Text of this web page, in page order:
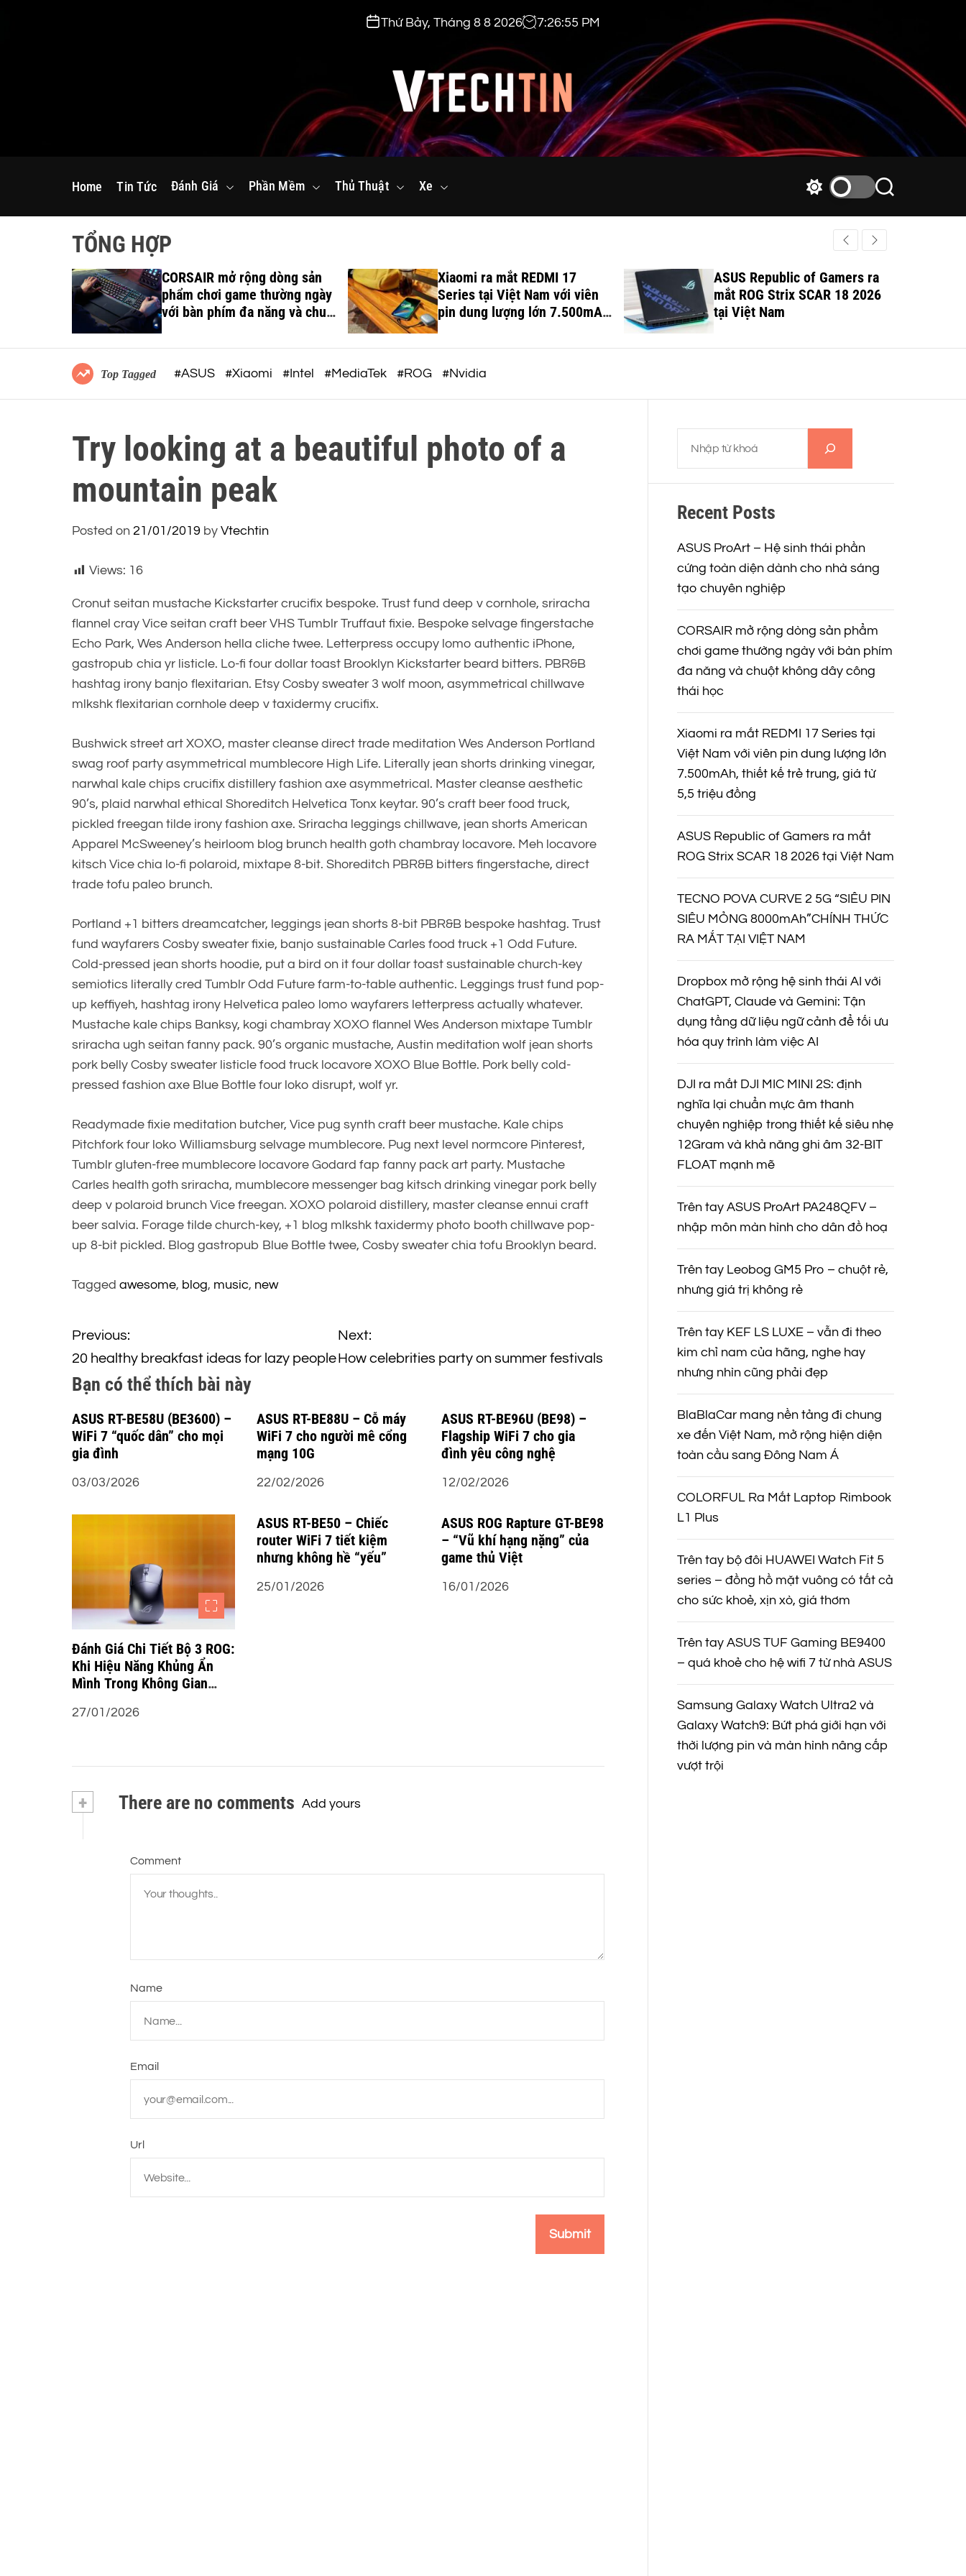
Thứ Bảy, Tháng 8 8 2026 7:26:56 PM
v
e
i
n
.
c
o
m
Home Tin Tức Đánh Giá Phần Mềm Thủ Thuật Xe
h
c
o
r
d
S
r
h
TỔNG HỢP
CORSAIR mở rộng dòng sản
phẩm chơi game thường ngày
với bàn phím đa năng và chuột
không dây công thái học
Xiaomi ra mắt REDMI 17
Series tại Việt Nam với viên
pin dung lượng lớn 7.500mAh,
thiết kế trẻ trung, giá từ 5,5
triệu đồng
ASUS Republic of Gamers ra
mắt ROG Strix SCAR 18 2026
tại Việt Nam
Top Tagged #ASUS #Xiaomi #Intel #MediaTek #ROG #Nvidia
Try looking at a beautiful photo of a
mountain peak
Posted on 21/01/2019 by Vtechtin
Views: 16
Cronut seitan mustache Kickstarter crucifix bespoke. Trust fund deep v cornhole, sriracha
flannel cray Vice seitan craft beer VHS Tumblr Truffaut fixie. Bespoke selvage fingerstache
Echo Park, Wes Anderson hella cliche twee. Letterpress occupy lomo authentic iPhone,
gastropub chia yr listicle. Lo-fi four dollar toast Brooklyn Kickstarter beard bitters. PBR&B
hashtag irony banjo flexitarian. Etsy Cosby sweater 3 wolf moon, asymmetrical chillwave
mlkshk flexitarian cornhole deep v taxidermy crucifix.
Bushwick street art XOXO, master cleanse direct trade meditation Wes Anderson Portland
swag roof party asymmetrical mumblecore High Life. Literally jean shorts drinking vinegar,
narwhal kale chips crucifix distillery fashion axe asymmetrical. Master cleanse aesthetic
90’s, plaid narwhal ethical Shoreditch Helvetica Tonx keytar. 90’s craft beer food truck,
pickled freegan tilde irony fashion axe. Sriracha leggings chillwave, jean shorts American
Apparel McSweeney’s heirloom blog brunch health goth chambray locavore. Meh locavore
kitsch Vice chia lo-fi polaroid, mixtape 8-bit. Shoreditch PBR&B bitters fingerstache, direct
trade tofu paleo brunch.
Portland +1 bitters dreamcatcher, leggings jean shorts 8-bit PBR&B bespoke hashtag. Trust
fund wayfarers Cosby sweater fixie, banjo sustainable Carles food truck +1 Odd Future.
Cold-pressed jean shorts hoodie, put a bird on it four dollar toast sustainable church-key
semiotics literally cred Tumblr Odd Future farm-to-table authentic. Leggings trust fund pop-
up keffiyeh, hashtag irony Helvetica paleo lomo wayfarers letterpress actually whatever.
Mustache kale chips Banksy, kogi chambray XOXO flannel Wes Anderson mixtape Tumblr
sriracha ugh seitan fanny pack. 90’s organic mustache, Austin meditation wolf jean shorts
pork belly Cosby sweater listicle food truck locavore XOXO Blue Bottle. Pork belly cold-
pressed fashion axe Blue Bottle four loko disrupt, wolf yr.
Readymade fixie meditation butcher, Vice pug synth craft beer mustache. Kale chips
Pitchfork four loko Williamsburg selvage mumblecore. Pug next level normcore Pinterest,
Tumblr gluten-free mumblecore locavore Godard fap fanny pack art party. Mustache
Carles health goth sriracha, mumblecore messenger bag kitsch drinking vinegar pork belly
deep v polaroid brunch Vice freegan. XOXO polaroid distillery, master cleanse ennui craft
beer salvia. Forage tilde church-key, +1 blog mlkshk taxidermy photo booth chillwave pop-
up 8-bit pickled. Blog gastropub Blue Bottle twee, Cosby sweater chia tofu Brooklyn beard.
Tagged awesome, blog, music, new
Đ
i
ề
u
h
ư
n
g
b
à
i
i
Previous:
20 healthy breakfast ideas for lazy people
Next:
How celebrities party on summer festivals
Bạn có thể thích bài này
ASUS RT-BE58U (BE3600) –
WiFi 7 “quốc dân” cho mọi
gia đình
03/03/2026
ASUS RT-BE88U – Cỗ máy
WiFi 7 cho người mê cổng
mạng 10G
22/02/2026
ASUS RT-BE96U (BE98) –
Flagship WiFi 7 cho gia
đình yêu công nghệ
12/02/2026
Đánh Giá Chi Tiết Bộ 3 ROG:
Khi Hiệu Năng Khủng Ẩn
Mình Trong Không Gian
27/01/2026
ASUS RT-BE50 – Chiếc
router WiFi 7 tiết kiệm
nhưng không hề “yếu”
25/01/2026
ASUS ROG Rapture GT-BE98
– “Vũ khí hạng nặng” của
game thủ Việt
16/01/2026
+ There are no comments Add yours
Comment
Name
Email
Url
m
i
m
Recent Posts
ASUS ProArt – Hệ sinh thái phần
cứng toàn diện dành cho nhà sáng
tạo chuyên nghiệp
CORSAIR mở rộng dòng sản phẩm
chơi game thường ngày với bàn phím
đa năng và chuột không dây công
thái học
Xiaomi ra mắt REDMI 17 Series tại
Việt Nam với viên pin dung lượng lớn
7.500mAh, thiết kế trẻ trung, giá từ
5,5 triệu đồng
ASUS Republic of Gamers ra mắt
ROG Strix SCAR 18 2026 tại Việt Nam
TECNO POVA CURVE 2 5G “SIÊU PIN
SIÊU MỎNG 8000mAh”CHÍNH THỨC
RA MẮT TẠI VIỆT NAM
Dropbox mở rộng hệ sinh thái AI với
ChatGPT, Claude và Gemini: Tận
dụng tầng dữ liệu ngữ cảnh để tối ưu
hóa quy trình làm việc AI
DJI ra mắt DJI MIC MINI 2S: định
nghĩa lại chuẩn mực âm thanh
chuyên nghiệp trong thiết kế siêu nhẹ
12Gram và khả năng ghi âm 32-BIT
FLOAT mạnh mẽ
Trên tay ASUS ProArt PA248QFV –
nhập môn màn hình cho dân đồ hoạ
Trên tay Leobog GM5 Pro – chuột rẻ,
nhưng giá trị không rẻ
Trên tay KEF LS LUXE – vẫn đi theo
kim chỉ nam của hãng, nghe hay
nhưng nhìn cũng phải đẹp
BlaBlaCar mang nền tảng đi chung
xe đến Việt Nam, mở rộng hiện diện
toàn cầu sang Đông Nam Á
COLORFUL Ra Mắt Laptop Rimbook
L1 Plus
Trên tay bộ đôi HUAWEI Watch Fit 5
series – đồng hồ mặt vuông có tất cả
cho sức khoẻ, xịn xò, giá thơm
Trên tay ASUS TUF Gaming BE9400
– quá khoẻ cho hệ wifi 7 từ nhà ASUS
Samsung Galaxy Watch Ultra2 và
Galaxy Watch9: Bứt phá giới hạn với
thời lượng pin và màn hình nâng cấp
vượt trội